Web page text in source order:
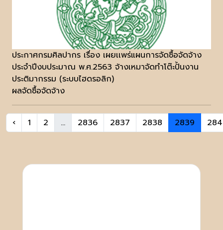
ประกาศกรมศิลปากร เรื่อง เผยเเพร่แผนการจัดซื้อจัดจ้าง
ประจำปีงบประมาณ พ.ศ.2563 จ้างเหมาจัดทำโต๊ะปั้นงาน
ประติมากรรม (ระบบไฮดรอลิก)
ผลจัดซื้อจัดจ้าง
‹ 1 2 ... 2836 2837 2838 2839